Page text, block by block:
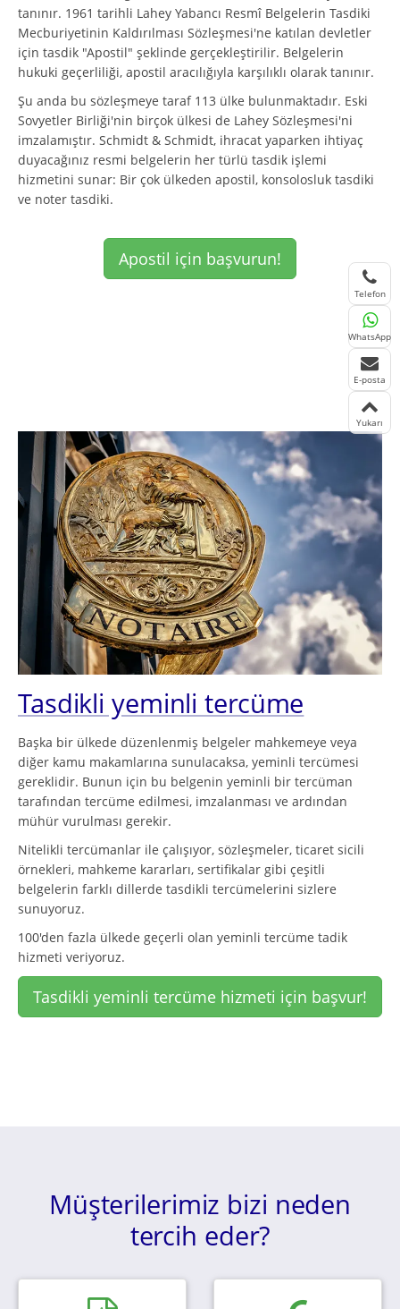
tanınır. 1961 tarihli Lahey Yabancı Resmî Belgelerin Tasdiki
Mecburiyetinin Kaldırılması Sözleşmesi'ne katılan devletler
için tasdik "Apostil" şeklinde gerçekleştirilir. Belgelerin
hukuki geçerliliği, apostil aracılığıyla karşılıklı olarak tanınır.
Şu anda bu sözleşmeye taraf 113 ülke bulunmaktadır. Eski
Sovyetler Birliği'nin birçok ülkesi de Lahey Sözleşmesi'ni
imzalamıştır. Schmidt & Schmidt, ihracat yaparken ihtiyaç
duyacağınız resmi belgelerin her türlü tasdik işlemi
hizmetini sunar: Bir çok ülkeden apostil, konsolosluk tasdiki
ve noter tasdiki.
Apostil için başvurun!
Tasdikli yeminli tercüme
Başka bir ülkede düzenlenmiş belgeler mahkemeye veya
diğer kamu makamlarına sunulacaksa, yeminli tercümesi
gereklidir. Bunun için bu belgenin yeminli bir tercüman
tarafından tercüme edilmesi, imzalanması ve ardından
mühür vurulması gerekir.
Nitelikli tercümanlar ile çalışıyor, sözleşmeler, ticaret sicili
örnekleri, mahkeme kararları, sertifikalar gibi çeşitli
belgelerin farklı dillerde tasdikli tercümelerini sizlere
sunuyoruz.
100'den fazla ülkede geçerli olan yeminli tercüme tadik
hizmeti veriyoruz.
Tasdikli yeminli tercüme hizmeti için başvur!
Müşterilerimiz bizi neden
tercih eder?
Telefon
WhatsApp
E-posta
Yukarı